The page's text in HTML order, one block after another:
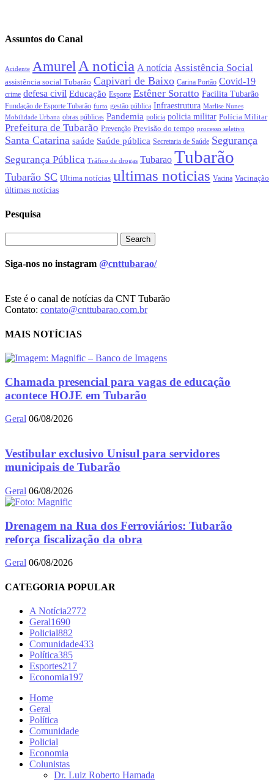
Assuntos do Canal
Acidente Amurel A noticia A notícia Assistência Social
assistência social Tubarão Capivari de Baixo Carina Portão Covid-19
crime defesa civil Educação Esporte Estêner Soratto Facilita Tubarão
Fundação de Esporte Tubarão furto gestão pública Infraestrutura Marlise Nunes
Mobilidade Urbana obras públicas Pandemia policia policia militar Polícia Militar
Prefeitura de Tubarão Prevenção Previsão do tempo processo seletivo
Santa Catarina saúde Saúde pública Secretaria de Saúde Segurança
Segurança Pública Tráfico de drogas Tubarao Tubarão
Tubarão SC Ultima notícias ultimas noticias Vacina Vacinação
últimas notícias
Pesquisa
Siga-nos no instagram @cnttubarao/
Este é o canal de notícias da CNT Tubarão
Contato: contato@cnttubarao.com.br
MAIS NOTÍCIAS
Chamada presencial para vagas de educação
acontece HOJE em Tubarão
Geral 06/08/2026
Vestibular exclusivo Unisul para servidores
municipais de Tubarão
Geral 06/08/2026
Drenagem na Rua dos Ferroviários: Tubarão
reforça fiscalização da obra
Geral 06/08/2026
CATEGORIA POPULAR
A Notícia2772
Geral1690
Policial882
Comunidade433
Política385
Esportes217
Economia197
Home
Geral
Política
Comunidade
Policial
Economia
Colunistas
Dr. Luiz Roberto Hamada